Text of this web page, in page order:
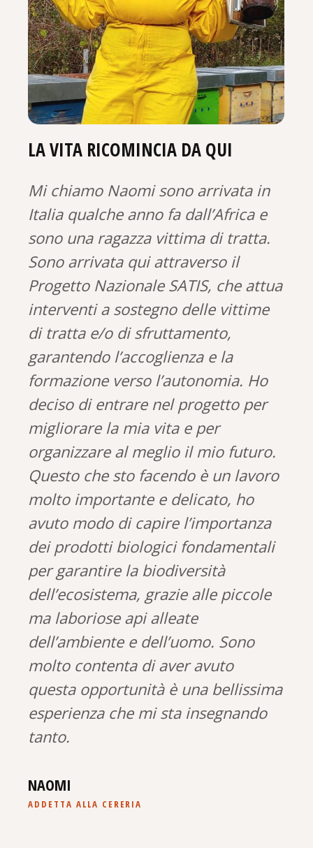
LA VITA RICOMINCIA DA QUI
Mi chiamo Naomi sono arrivata in
Italia qualche anno fa dall’Africa e
sono una ragazza vittima di tratta.
Sono arrivata qui attraverso il
Progetto Nazionale SATIS, che attua
interventi a sostegno delle vittime
di tratta e/o di sfruttamento,
garantendo l’accoglienza e la
formazione verso l’autonomia. Ho
deciso di entrare nel progetto per
migliorare la mia vita e per
organizzare al meglio il mio futuro.
Questo che sto facendo è un lavoro
molto importante e delicato, ho
avuto modo di capire l’importanza
dei prodotti biologici fondamentali
per garantire la biodiversità
dell’ecosistema, grazie alle piccole
ma laboriose api alleate
dell’ambiente e dell’uomo. Sono
molto contenta di aver avuto
questa opportunità è una bellissima
esperienza che mi sta insegnando
tanto.
NAOMI
ADDETTA ALLA CERERIA